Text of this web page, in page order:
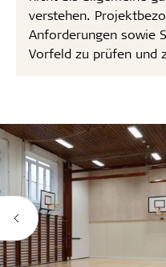
verstehen.
Anforderungen sowie
Vorfeld zu prüfen und